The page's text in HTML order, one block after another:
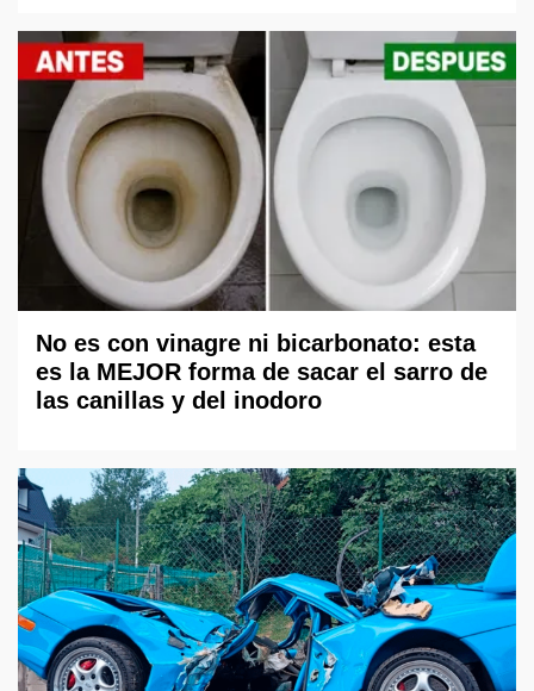
No es con vinagre ni bicarbonato: esta
es la MEJOR forma de sacar el sarro de
las canillas y del inodoro